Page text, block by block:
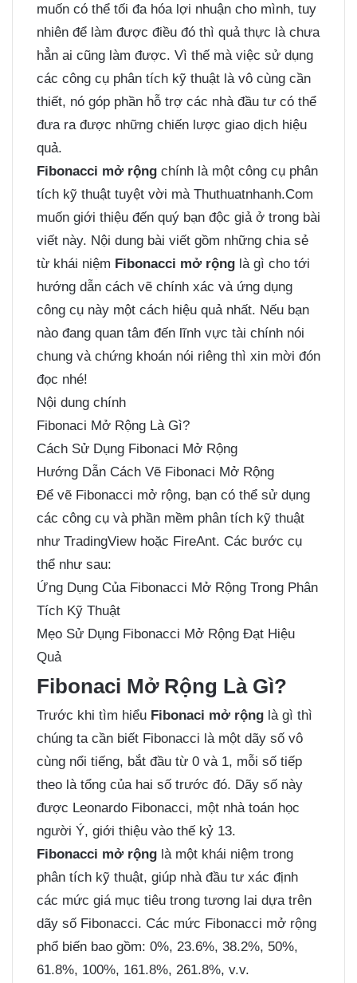
muốn có thể tối đa hóa lợi nhuận cho mình, tuy
nhiên để làm được điều đó thì quả thực là chưa
hẳn ai cũng làm được. Vì thế mà việc sử dụng
các công cụ phân tích kỹ thuật là vô cùng cần
thiết, nó góp phần hỗ trợ các nhà đầu tư có thể
đưa ra được những chiến lược giao dịch hiệu
quả.
Fibonacci mở rộng chính là một công cụ phân
tích kỹ thuật tuyệt vời mà Thuthuatnhanh.Com
muốn giới thiệu đến quý bạn độc giả ở trong bài
viết này. Nội dung bài viết gồm những chia sẻ
từ khái niệm Fibonacci mở rộng là gì cho tới
hướng dẫn cách vẽ chính xác và ứng dụng
công cụ này một cách hiệu quả nhất. Nếu bạn
nào đang quan tâm đến lĩnh vực tài chính nói
chung và chứng khoán nói riêng thì xin mời đón
đọc nhé!
Nội dung chính
Fibonaci Mở Rộng Là Gì?
Cách Sử Dụng Fibonaci Mở Rộng
Hướng Dẫn Cách Vẽ Fibonaci Mở Rộng
Để vẽ Fibonacci mở rộng, bạn có thể sử dụng
các công cụ và phần mềm phân tích kỹ thuật
như TradingView hoặc FireAnt. Các bước cụ
thể như sau:
Ứng Dụng Của Fibonacci Mở Rộng Trong Phân
Tích Kỹ Thuật
Mẹo Sử Dụng Fibonacci Mở Rộng Đạt Hiệu
Quả
Fibonaci Mở Rộng Là Gì?
Trước khi tìm hiểu Fibonaci mở rộng là gì thì
chúng ta cần biết Fibonacci là một dãy số vô
cùng nổi tiếng, bắt đầu từ 0 và 1, mỗi số tiếp
theo là tổng của hai số trước đó. Dãy số này
được Leonardo Fibonacci, một nhà toán học
người Ý, giới thiệu vào thế kỷ 13.
Fibonacci mở rộng là một khái niệm trong
phân tích kỹ thuật, giúp nhà đầu tư xác định
các mức giá mục tiêu trong tương lai dựa trên
dãy số Fibonacci. Các mức Fibonacci mở rộng
phổ biến bao gồm: 0%, 23.6%, 38.2%, 50%,
61.8%, 100%, 161.8%, 261.8%, v.v.